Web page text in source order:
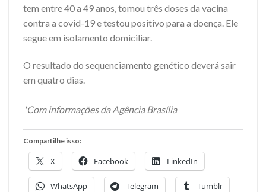
tem entre 40 a 49 anos, tomou três doses da vacina
contra a covid-19 e testou positivo para a doença. Ele
segue em isolamento domiciliar.
O resultado do sequenciamento genético deverá sair
em quatro dias.
*Com informações da Agência Brasília
Compartilhe isso:
X Facebook LinkedIn
WhatsApp Telegram Tumblr